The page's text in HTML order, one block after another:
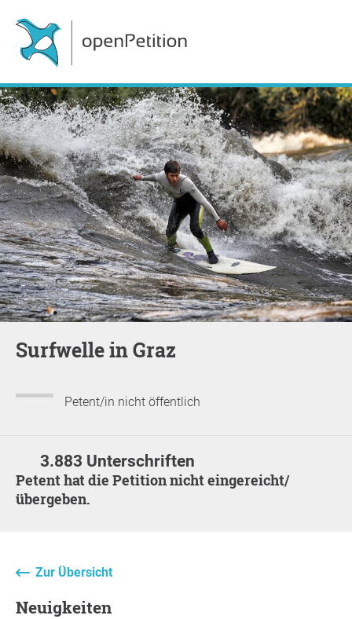
Surfwelle in Graz
Petent/in nicht öffentlich
3.883 Unterschriften
Petent hat die Petition nicht eingereicht/
übergeben.
Zur Übersicht
Neuigkeiten